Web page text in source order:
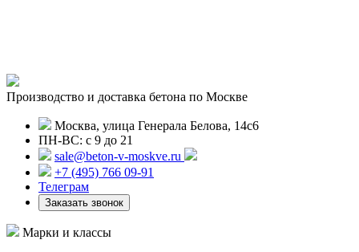
Производство и доставка бетона по Москве
Москва, улица Генерала Белова, 14с6
ПН-ВС: с 9 до 21
sale@beton-v-moskve.ru
+7 (495) 766 09-91
Телеграм
Заказать звонок
Марки и классы